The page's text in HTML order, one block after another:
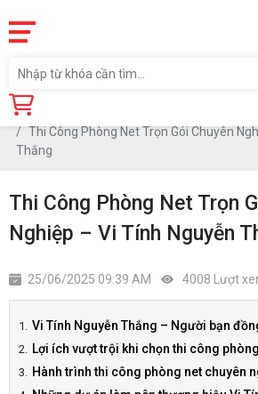
Trang chủ
Thi Công Phòng Net Trọn Gói Chuyên
Thắng
Thi Công Phòng Net Trọn
Nghiệp – Vi Tính Nguyễn
25/06/2025 09:39 AM 4008 Lượt
Vi Tính Nguyễn Thắng – Người bạn
Lợi ích vượt trội khi chọn thi công
Hành trình thi công phòng net chuyên